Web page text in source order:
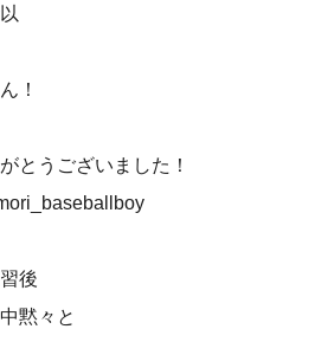
！
とうございました！
後
黙々と